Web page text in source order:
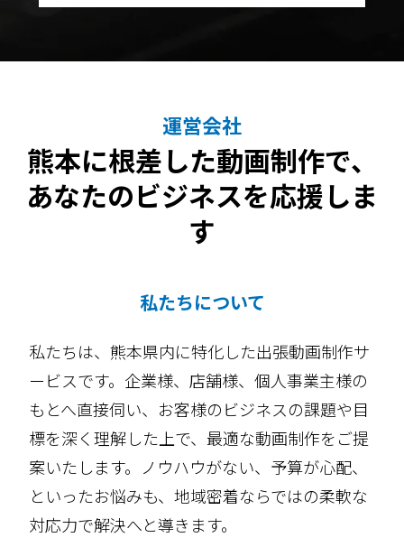
運営会社
熊本に根差した動画制作で、
あなたのビジネスを応援しま
す
私たちについて
私たちは、熊本県内に特化した出張動画制作サ
ービスです。企業様、店舗様、個人事業主様の
もとへ直接伺い、お客様のビジネスの課題や目
標を深く理解した上で、最適な動画制作をご提
案いたします。ノウハウがない、予算が心配、
といったお悩みも、地域密着ならではの柔軟な
対応力で解決へと導きます。